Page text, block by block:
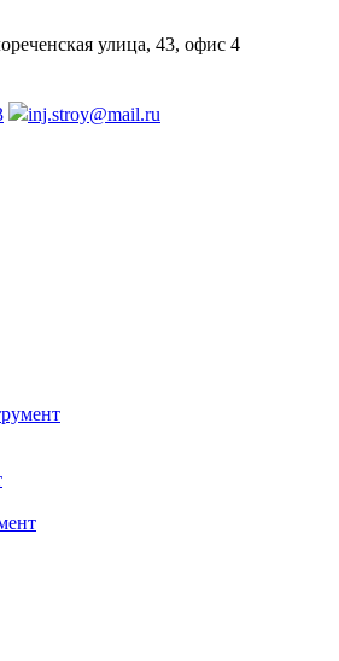
улица, 43, офис 4
inj.stroy@mail.ru